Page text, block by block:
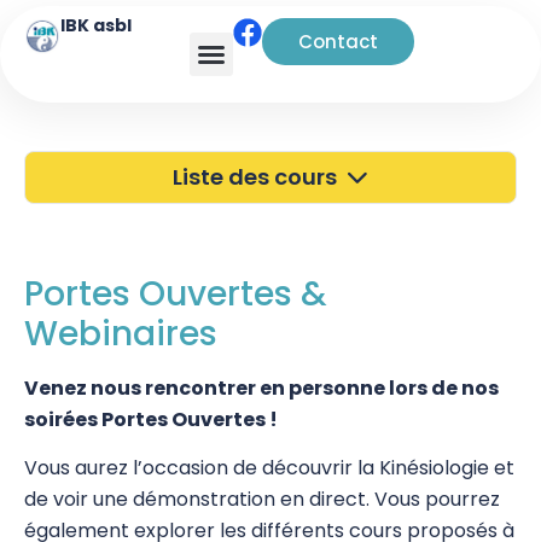
IBK asbl
Contact
Liste des cours
Portes Ouvertes
Atelier à Bruxelles
Découverte
Kinésiologie
Pratiques supervisées – Examens
EFT et Tapping
Portes Ouvertes &
Webinaires
Venez nous rencontrer en personne lors de nos
soirées Portes Ouvertes !
Vous aurez l’occasion de découvrir la Kinésiologie et
de voir une démonstration en direct. Vous pourrez
également explorer les différents cours proposés à